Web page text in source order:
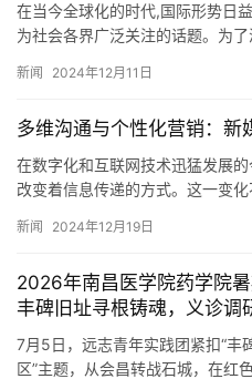
在当今全球化的时代,国际形势日
为社会各界广泛关注的话题。为
新闻 2024年12月11日
多维沟通与个性化营销：新
在数字化和互联网技术迅猛发展
改变着信息传递的方式。这一变
的…
新闻 2024年12月19日
2026年南昌医学院药学院
丰碑旧址寻根铸魂，义诊调
7月5日，远志青年实践团紧扣“丰
区”主题，从会昌转战石城，在红